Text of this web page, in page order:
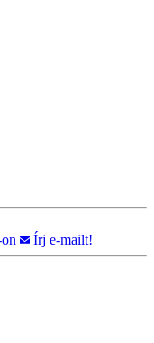
Írj e-mailt!